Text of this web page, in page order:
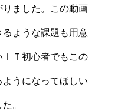
ました。この動画
ような課題も用意
Ｔ初心者でもこの
うになってほしい
。